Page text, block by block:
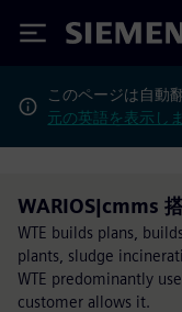
Siemens
このページは自動
元の英語を表示し
WARIOS|cmms
WTE builds plans,
plants, sludge
WTE predominantly
customer allows it.